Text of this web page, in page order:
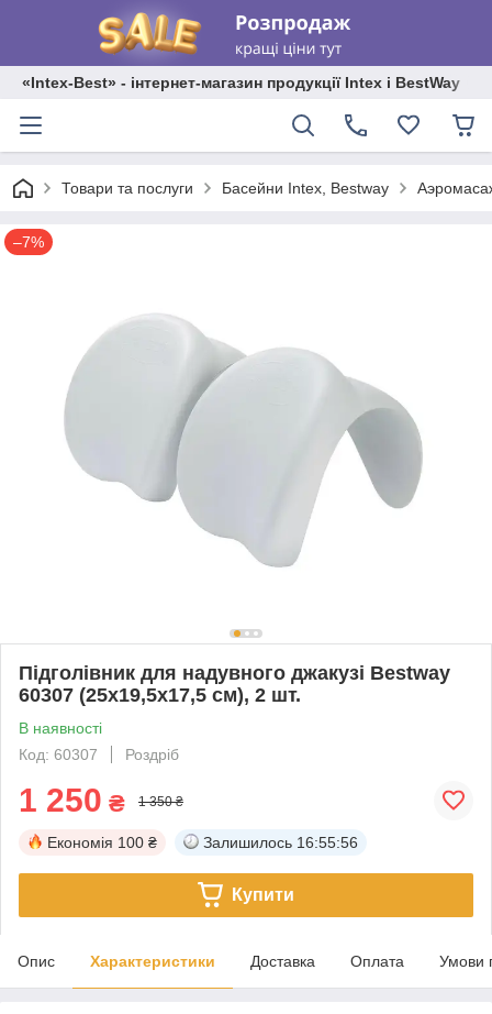
«Intex-Best» - інтернет-магазин продукції Intex і BestWay
Товари та послуги Басейни Intex, Bestway
–7%
Підголівник для надувного джакузі Bestway
60307 (25x19,5x17,5 см), 2 шт.
В наявності
Код: 60307
Роздріб
1 250 ₴ 1 350 ₴
Економія 100 ₴ Залишилось 16:55:55
Купити
Опис Характеристики Доставка Оплата Умови